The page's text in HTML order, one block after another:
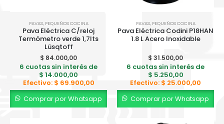
PAVAS, PEQUEÑOS COCINA
Pava Eléctrica C/reloj
Termómetro verde 1,7lts
Lüsqtoff
$ 84.000,00
6 cuotas sin interés de
$ 14.000,00
Efectivo: $ 69.900,00
Comprar por Whatsapp
PAVAS, PEQUEÑOS COCINA
Pava Eléctrica Codini P18HAN
1.8 L Acero Inoxidable
$ 31.500,00
6 cuotas sin interés de
$ 5.250,00
Efectivo: $ 25.000,00
Comprar por Whatsapp